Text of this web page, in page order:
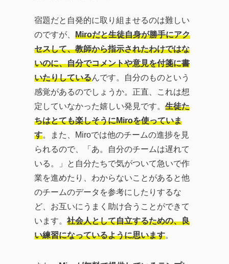
宿題だと自発的に取り組ませるのは難しい
のですが、 Miroだと生徒自身が勝手にアク
セスして、教師から指示されたわけではな
いのに、自分でコメントや意見を付箋に書
いたりしているんです。自分のものという
感覚があるのでしょうか。正直、これは想
定していなかった嬉しい発見です。 生徒た
ちはとても楽しそうにMiroを使っていま
す。また、Miroでは他のチームの進捗を見
られるので、「あ。自分のチームは遅れて
いる。」と自分たちで気がついて急いで作
業を進めたり、わからないことがあると他
のチームのデータを参考にしたりするな
ど、お互いにうまく助け合うことができて
います。 社会人として自立するための、良
い練習になっているように思います。